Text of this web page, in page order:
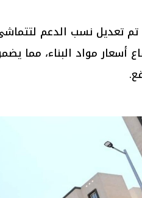
تعديل نسب الدعم
أسعارمواد البناء، مما